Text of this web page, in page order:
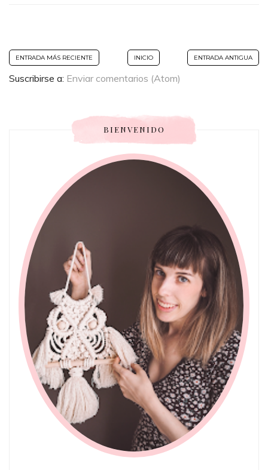
ENTRADA MÁS RECIENTE ENTRADA ANTIGUA
INICIO
Suscribirse a: Enviar comentarios (Atom)
BIENVENIDO